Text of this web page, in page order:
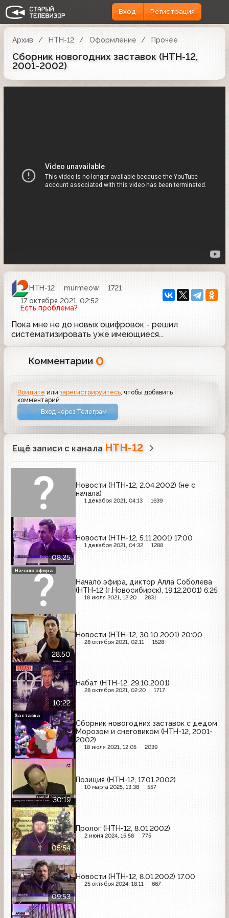
Вход Регистрация
Архив НТН-12 Оформление Прочее
Сборник новогодних заставок (НТН-12,
2001-2002)
НТН-12 murmeow
1721
17 октября 2021, 02:52
Есть проблема?
Пока мне не до новых оцифровок - решил
систематизировать уже имеющиеся...
Комментарии 0
Войдите илизарегистрируйтесь , чтобы добавить
комментарий
Вход через Телеграм
Ещё записи с канала НТН-12
Новости (НТН-12, 2.04.2002) (не с
начала)
1 декабря 2021, 04:13 1639
08:25
Новости (НТН-12, 5.11.2001) 17:00
1 декабря 2021, 04:32 1288
Начало эфира, диктор Алла Соболева
(НТН-12 (г.Новосибирск), 19.12.2001) 6:25
18 июля 2021, 12:20 2831
Начало эфира
28:50
Новости (НТН-12, 30.10.2001) 20:00
28 октября 2021, 02:11 1528
10:22
Набат (НТН-12, 29.10.2001)
28 октября 2021, 02:20 1717
Сборник новогодних заставок с дедом
Морозом и снеговиком (НТН-12, 2001-
2002)
18 июля 2021, 12:05 2039
Заставка
30:19
Позиция (НТН-12, 17.01.2002)
10 марта 2025, 13:38 557
05:54
Пролог (НТН-12, 8.01.2002)
2 июня 2024, 15:58 775
09:53
Новости (НТН-12, 8.01.2002) 17.00
25 октября 2024, 18:11 667